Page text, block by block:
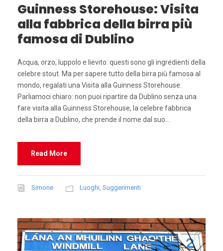
Guinness Storehouse: Visita
alla fabbrica della birra più
famosa di Dublino
Acqua, orzo, luppolo e lievito: questi sono gli ingredienti della
celebre stout. Ma per sapere tutto della birra più famosa al
mondo, regalati una Visita alla Guinness Storehouse.
Parliamoci chiaro: non puoi ripartire da Dublino senza una
fare visita alla Guinness Storehouse, la celebre fabbrica
della birra a Dublino, che prende il nome dal suo...
Read More
Simone Luoghi, Suggerimenti